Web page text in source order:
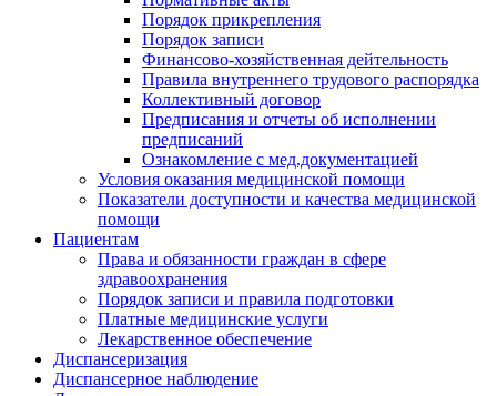
Порядок прикрепления
Порядок записи
Финансово-хозяйственная дейтельность
Правила внутреннего трудового распорядка
Коллективный договор
Предписания и отчеты об исполнении
предписаний
Ознакомление с мед.документацией
Условия оказания медицинской помощи
Показатели доступности и качества медицинской
помощи
Пациентам
Права и обязанности граждан в сфере
здравоохранения
Порядок записи и правила подготовки
Платные медицинские услуги
Лекарственное обеспечение
Диспансеризация
Диспансерное наблюдение